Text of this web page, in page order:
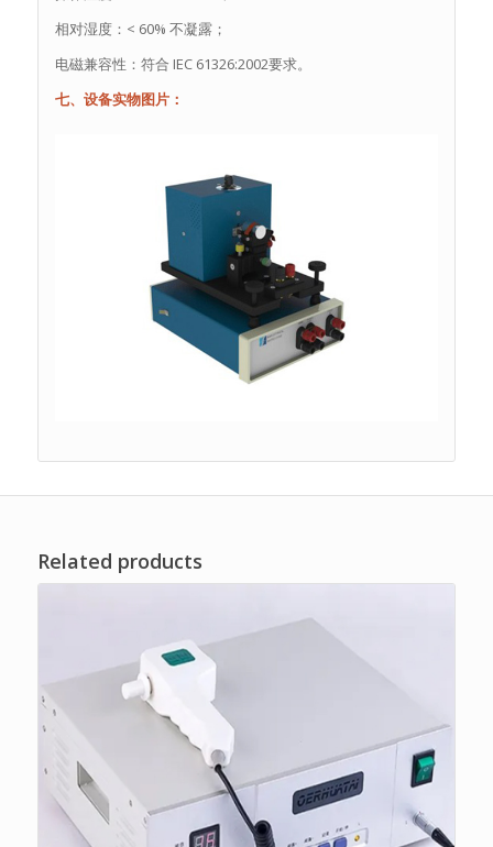
相对湿度：< 60% 不凝露；
电磁兼容性：符合 IEC 61326:2002要求。
七、设备实物图片：
Related products